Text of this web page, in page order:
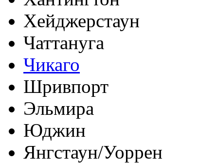
Хейджерстаун
Чаттануга
Чикаго
Шривпорт
Эльмира
Юджин
Янгстаун/Уоррен